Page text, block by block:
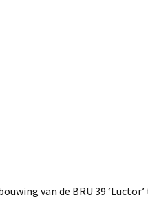
van de BRU 39